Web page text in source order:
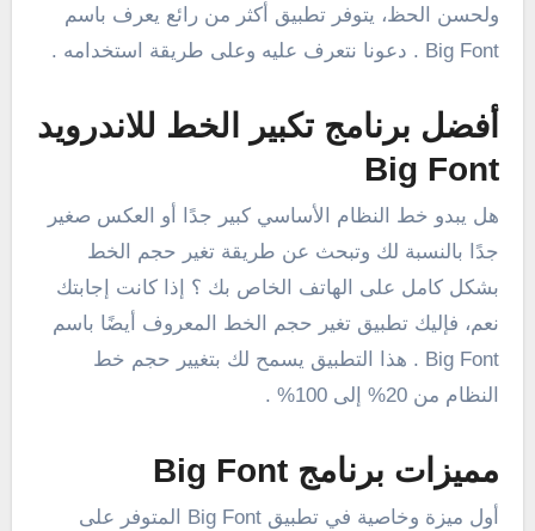
ولحسن الحظ، يتوفر تطبيق أكثر من رائع يعرف باسم
Big Font . دعونا نتعرف عليه وعلى طريقة استخدامه .
أفضل برنامج تكبير الخط للاندرويد
Big Font
هل يبدو خط النظام الأساسي كبير جدًا أو العكس صغير
جدًا بالنسبة لك وتبحث عن طريقة تغير حجم الخط
بشكل كامل على الهاتف الخاص بك ؟ إذا كانت إجابتك
نعم، فإليك تطبيق تغير حجم الخط المعروف أيضًا باسم
Big Font . هذا التطبيق يسمح لك بتغيير حجم خط
النظام من 20% إلى 100% .
مميزات برنامج Big Font
أول ميزة وخاصية في تطبيق Big Font المتوفر على